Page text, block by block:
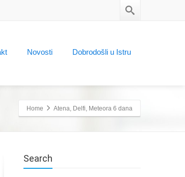
Novosti Dobrodošli u Istru
Home Atena, Delfi, Meteora 6 dana
Search